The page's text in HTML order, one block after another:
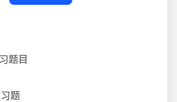
题目
题